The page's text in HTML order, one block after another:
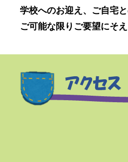
学校へのお迎え、ご自宅
ご可能な限りご要望にそ